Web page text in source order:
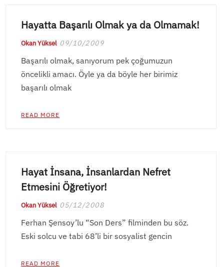
Hayatta Başarılı Olmak ya da Olmamak!
Okan Yüksel 09/10/2009
Başarılı olmak, sanıyorum pek çoğumuzun
öncelikli amacı. Öyle ya da böyle her birimiz
başarılı olmak
READ MORE
Hayat İnsana, İnsanlardan Nefret
Etmesini Öğretiyor!
Okan Yüksel 05/12/2008
Ferhan Şensoy’lu “Son Ders” filminden bu söz.
Eski solcu ve tabi 68’li bir sosyalist gencin
READ MORE